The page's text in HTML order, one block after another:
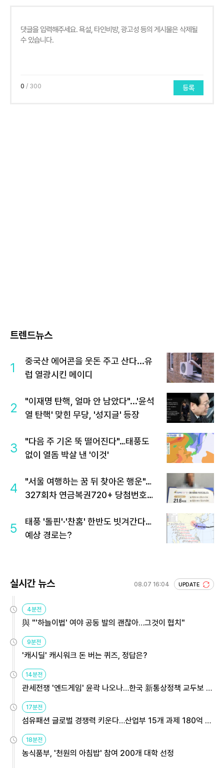
0 / 300 등록
트렌드뉴스
1
중국산 에어콘을 웃돈 주고 산다...유
럽 열광시킨 메이디
2
"이재명 탄핵, 얼마 안 남았다"...'윤석
열 탄핵' 맞힌 무당, '성지글' 등장
3
"다음 주 기온 뚝 떨어진다"…태풍도
없이 열돔 박살 낸 '이것'
4
"서울 여행하는 꿈 뒤 찾아온 행운"…
327회차 연금복권720+ 당첨번호조
5
태풍 '돌핀'·'찬홈' 한반도 빗겨간다…
예상 경로는?
실시간 뉴스 08.07 16:04 UPDATE
4분전
與 "'하늘이법' 여야 공동 발의 괜찮아…그것이 협치"
9분전
'캐시딜' 캐시워크 돈 버는 퀴즈, 정답은?
14분전
관세전쟁 '엔드게임' 윤곽 나오나…한국 新통상정책 교두보 활
용해야
17분전
섬유패션 글로벌 경쟁력 키운다…산업부 15개 과제 180억 지
원
18분전
농식품부, '천원의 아침밥' 참여 200개 대학 선정